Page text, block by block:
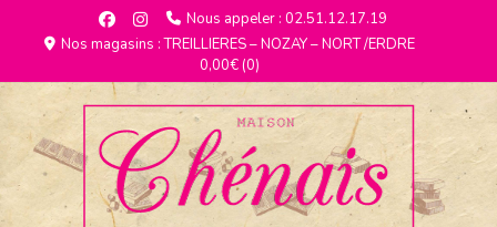
Nous appeler : 02.51.12.17.19
Nos magasins : TREILLIERES – NOZAY – NORT /ERDRE
0,00€(0)